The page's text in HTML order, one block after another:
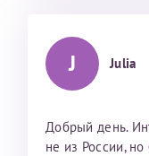
J Julia
Добрый день.
не из России,